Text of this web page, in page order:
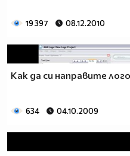
19 397 08.12.2010
Как да си направите
634 04.10.2009